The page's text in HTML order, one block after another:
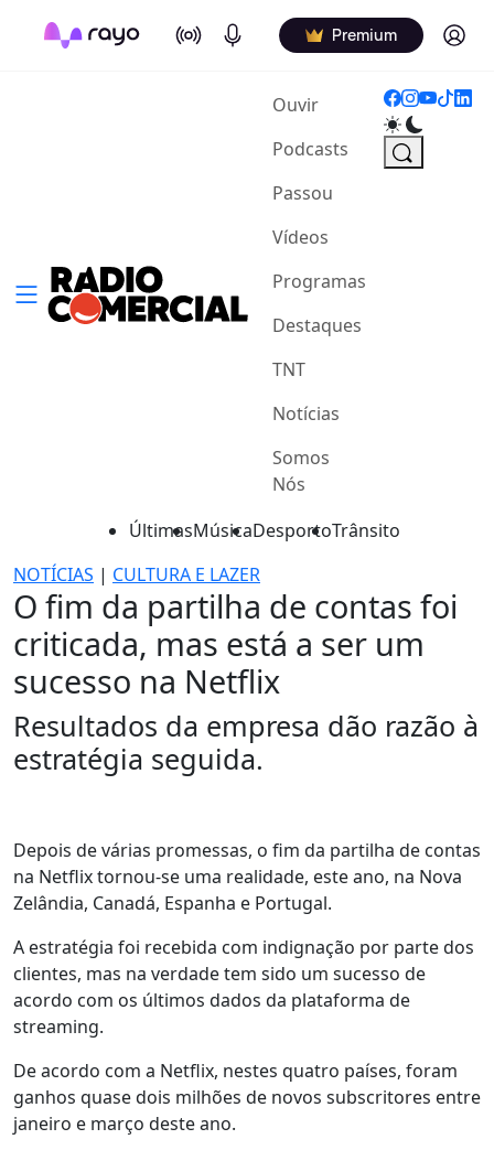
On Air Podcasts Premium Log in
Ouvir(current)
Podcasts
Passou
Vídeos
Programas
Destaques
TNT
Notícias
Somos
Nós
ÚltimasMúsicaDesportoTrânsito
NOTÍCIAS | CULTURA E LAZER
O fim da partilha de contas foi
criticada, mas está a ser um
sucesso na Netflix
Resultados da empresa dão razão à
estratégia seguida.
Depois de várias promessas, o fim da partilha de contas
na Netflix tornou-se uma realidade, este ano, na Nova
Zelândia, Canadá, Espanha e Portugal.
A estratégia foi recebida com indignação por parte dos
clientes, mas na verdade tem sido um sucesso de
acordo com os últimos dados da plataforma de
streaming.
De acordo com a Netflix, nestes quatro países, foram
ganhos quase dois milhões de novos subscritores entre
janeiro e março deste ano.